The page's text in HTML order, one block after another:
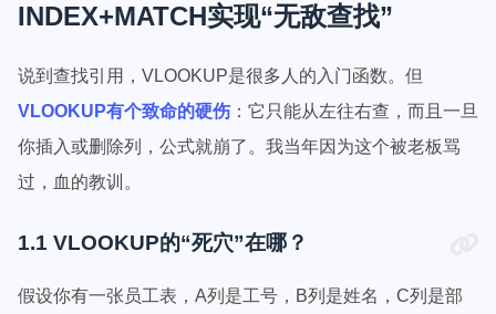
INDEX+MATCH实现“无敌查找”
说到查找引用，VLOOKUP是很多人的入门函数。但
VLOOKUP有个致命的硬伤 ：它只能从左往右查，而且一旦
你插入或删除列，公式就崩了。我当年因为这个被老板骂
过，血的教训。
1.1 VLOOKUP的“死穴”在哪？
假设你有一张员工表，A列是工号，B列是姓名，C列是部